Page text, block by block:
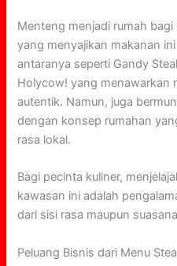
Menteng menjadi rumah
yang menyajikan makanan
antaranya seperti Gandy
Holycow! yang menawarkan
autentik. Namun, juga
dengan konsep rumahan
rasa lokal.
Bagi pecinta kuliner,
kawasan ini adalah
dari sisi rasa maupun
Peluang Bisnis dari Menu